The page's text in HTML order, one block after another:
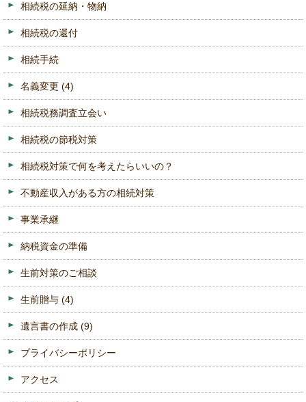
相続税の延納・物納
相続税の還付
相続手続
名義変更 (4)
相続税務調査立会い
相続税の節税対策
相続税対策で何を考えたらいいの？
不動産収入がある方の相続対策
事業承継
納税資金の準備
生前対策のご相談
生前贈与 (4)
遺言書の作成 (9)
プライバシーポリシー
アクセス